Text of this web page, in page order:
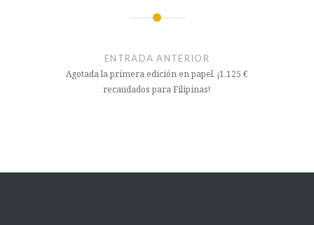
entradas
ENTRADA ANTERIOR
Agotada la primera edición en papel. ¡1.125 €
recaudados para Filipinas!